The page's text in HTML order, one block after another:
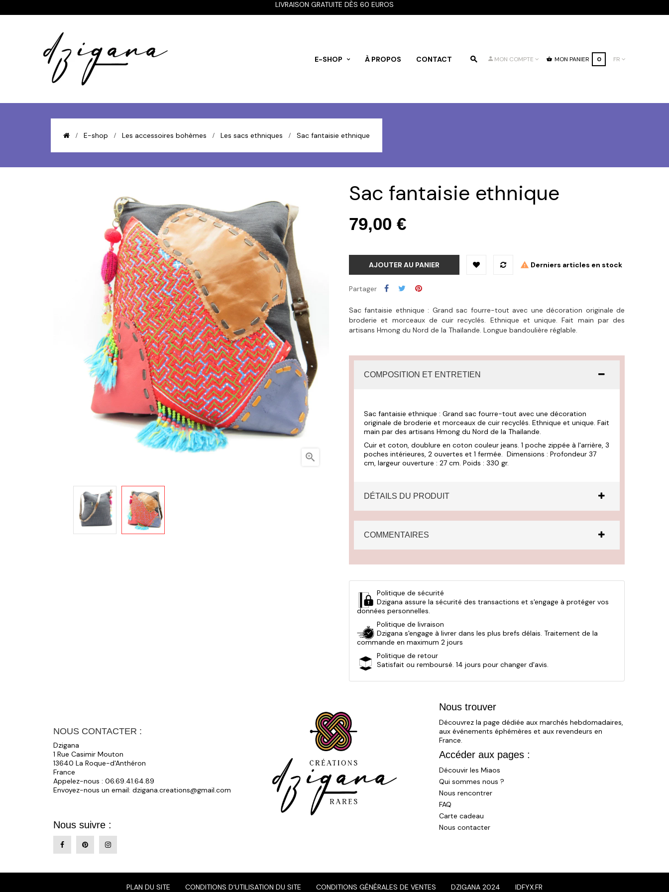
LIVRAISON GRATUITE DÈS 60 EUROS
E-SHOP À PROPOS CONTACT MON COMPTE MON PANIER 0 FR
E-shop Les accessoires bohèmes Les sacs ethniques Sac fantaisie ethnique

Sac fantaisie ethnique
79,00 €
AJOUTER AU PANIER Derniers articles en stock
Partager
Sac fantaisie ethnique : Grand sac fourre-tout avec une décoration originale de
broderie et morceaux de cuir recyclés. Ethnique et unique. Fait main par des
artisans Hmong du Nord de la Thaïlande. Longue bandoulière réglable.
COMPOSITION ET ENTRETIEN
Sac fantaisie ethnique : Grand sac fourre-tout avec une décoration
originale de broderie et morceaux de cuir recyclés. Ethnique et unique. Fait
main par des artisans Hmong du Nord de la Thaïlande.
Cuir et coton, doublure en coton couleur jeans. 1 poche zippée à l'arrière, 3
poches intérieures, 2 ouvertes et 1 fermée. Dimensions : Profondeur 37
cm, largeur ouverture : 27 cm. Poids : 330 gr.
DÉTAILS DU PRODUIT
COMMENTAIRES
Politique de sécurité
Dzigana assure la sécurité des transactions et s'engage à protéger vos
données personnelles.
Politique de livraison
Dzigana s'engage à livrer dans les plus brefs délais. Traitement de la
commande en maximum 2 jours
Politique de retour
Satisfait ou remboursé. 14 jours pour changer d'avis.
NOUS CONTACTER :
Dzigana
1 Rue Casimir Mouton
13640 La Roque-d'Anthéron
France
Appelez-nous : 06.69.41.64.89
Envoyez-nous un email: dzigana.creations@gmail.com
Nous suivre :
Nous trouver
Découvrez la page dédiée aux marchés hebdomadaires,
aux événements éphémères et aux revendeurs en
France.
Accéder aux pages :
Découvir les Miaos
Qui sommes nous ?
Nous rencontrer
FAQ
Carte cadeau
Nous contacter
PLAN DU SITE CONDITIONS D'UTILISATION DU SITE CONDITIONS GÉNÉRALES DE VENTES DZIGANA 2024 IDFYX.FR